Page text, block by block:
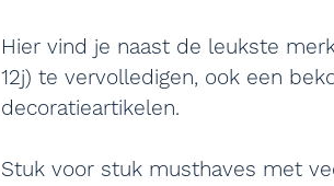
Hier vind je naast de leukste
12j) te vervolledigen, ook een
decoratieartikelen.
Stuk voor stuk musthaves met